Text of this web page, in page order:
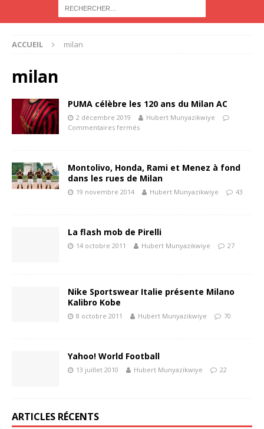
ACCUEIL milan
milan
PUMA célèbre les 120 ans du Milan AC
2 décembre 2019
Hubert Munyazikwiye
Commentaires fermés
Montolivo, Honda, Rami et Menez à fond
dans les rues de Milan
19 novembre 2014 Hubert Munyazikwiye 43
La flash mob de Pirelli
14 octobre 2011 Hubert Munyazikwiye 27
Nike Sportswear Italie présente Milano
Kalibro Kobe
8 octobre 2011 Hubert Munyazikwiye 70
Yahoo! World Football
13 juillet 2010 Hubert Munyazikwiye 22
ARTICLES RÉCENTS